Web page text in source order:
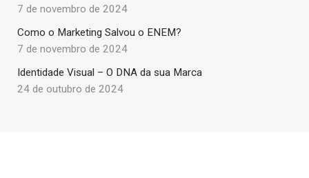
7 de novembro de 2024
Como o Marketing Salvou o ENEM?
7 de novembro de 2024
Identidade Visual – O DNA da sua Marca
24 de outubro de 2024